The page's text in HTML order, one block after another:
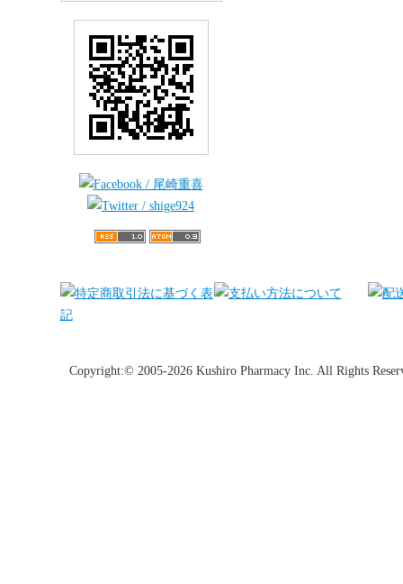
Copyright:© 2005-2026 Kushiro Pharmacy Inc. All Rights